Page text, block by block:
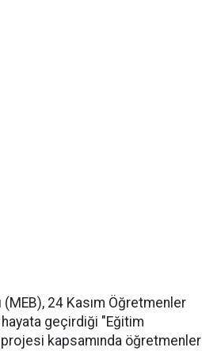
(MEB), 24 Kasım Öğretmenler
geçirdiği "Eğitim
kapsamında öğretmenler